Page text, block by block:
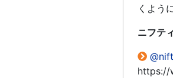
くよう
ニフテ
https://